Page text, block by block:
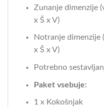
Zunanje dimenzije
x Š x V)
Notranje dimenzije
x Š x V)
Potrebno
Paket vsebuje:
1 x Kokošnjak